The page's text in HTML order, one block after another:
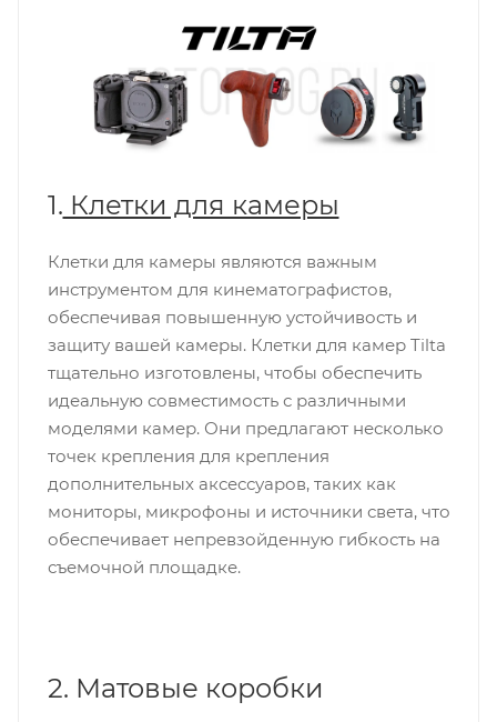
1. Клетки для камеры
Клетки для камеры являются важным
инструментом для кинематографистов,
обеспечивая повышенную устойчивость и
защиту вашей камеры. Клетки для камер Tilta
тщательно изготовлены, чтобы обеспечить
идеальную совместимость с различными
моделями камер. Они предлагают несколько
точек крепления для крепления
дополнительных аксессуаров, таких как
мониторы, микрофоны и источники света, что
обеспечивает непревзойденную гибкость на
съемочной площадке.
2. Матовые коробки